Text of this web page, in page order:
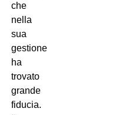
che
nella
sua
gestione
ha
trovato
grande
fiducia.